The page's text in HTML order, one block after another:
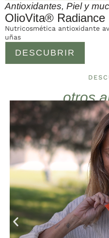
Antioxidantes, Piel y
OlioVita® Radiance
DESCUBRIR
Nutricosmética antioxidante
uñas
otros